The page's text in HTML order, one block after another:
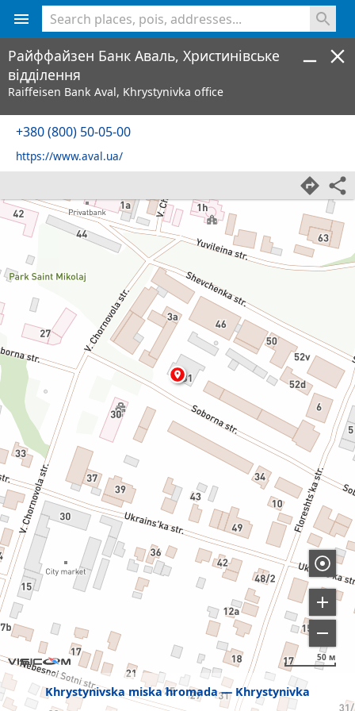
Khrystynivska miska hromada Khrystynivka
50 м
Райффайзен Банк Аваль, Христинівське
відділення
Raiffeisen Bank Aval, Khrystynivka office
+380 (800) 50-05-00
https://www.aval.ua/
<% console.log(hcard) %>